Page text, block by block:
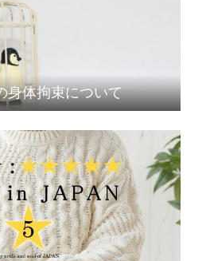
身体拘束について